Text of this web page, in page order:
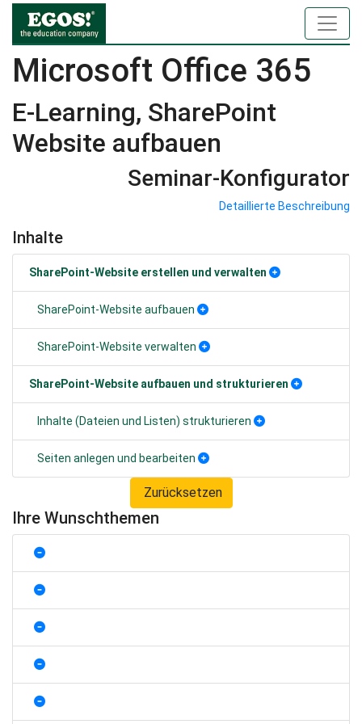
Microsoft Office 365
E-Learning, SharePoint
Website aufbauen
Seminar-Konfigurator
Detaillierte Beschreibung
Inhalte
SharePoint-Website erstellen und verwalten
SharePoint-Website aufbauen
SharePoint-Website verwalten
SharePoint-Website aufbauen und strukturieren
Inhalte (Dateien und Listen) strukturieren
Seiten anlegen und bearbeiten
Zurücksetzen
Ihre Wunschthemen